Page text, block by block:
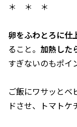
＊ ＊ ＊
卵をふわとろに仕
ること。 加熱した
すぎないのもポイ
ご飯にワサッとベ
ドさせ、トマト